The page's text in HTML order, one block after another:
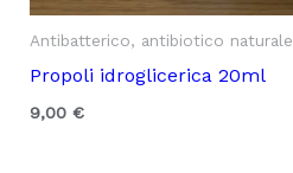
Antibatterico, antibiotico naturale
Propoli idroglicerica 20ml
9,00 €